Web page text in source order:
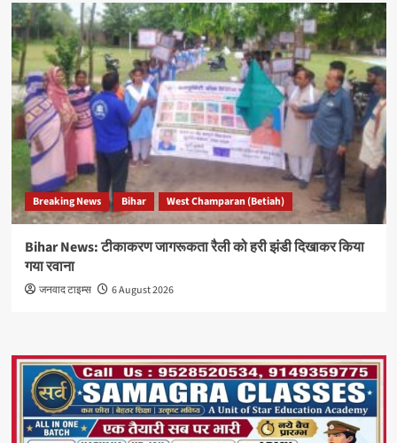
Breaking News Bihar West Champaran (Betiah)
Bihar News: टीकाकरण जागरूकता रैली को हरी झंडी दिखाकर किया
गया रवाना
जनवाद टाइम्स 6 August 2026